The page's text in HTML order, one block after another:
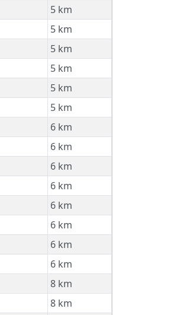
5 km
5 km
5 km
5 km
5 km
5 km
6 km
6 km
6 km
6 km
6 km
6 km
6 km
6 km
8 km
8 km